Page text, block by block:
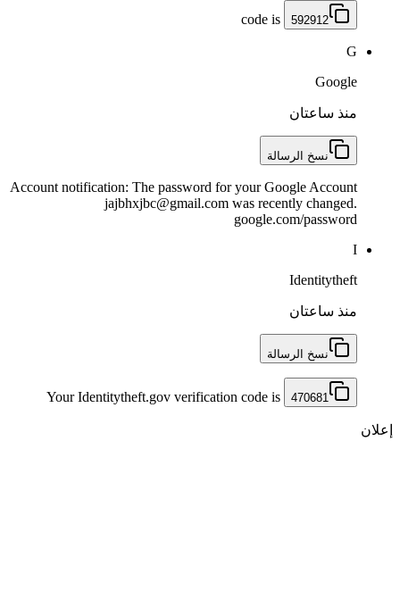
code is
592912
G
Google
منذ ساعتان
نسخ الرسالة
Account notification: The password for your Google Account
jajbhxjbc@gmail.com was recently changed.
google.com/password
I
Identitytheft
منذ ساعتان
نسخ الرسالة
Your Identitytheft.gov verification code is 470681
إعلان